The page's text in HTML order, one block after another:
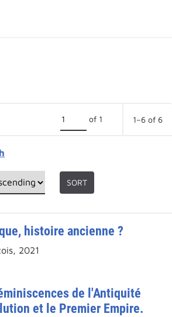
of 1 1–6 of 6
SORT
histoire ancienne ?
2021
de l'Antiquité
et le Premier Empire.